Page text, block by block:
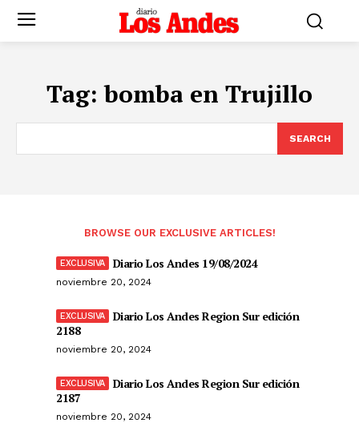
Tag:bomba en Trujillo
SEARCH
BROWSE OUR EXCLUSIVE ARTICLES!
Diario Los Andes 19/08/2024
noviembre 20, 2024
Diario Los Andes Region Sur edición
2188
noviembre 20, 2024
Diario Los Andes Region Sur edición
2187
noviembre 20, 2024